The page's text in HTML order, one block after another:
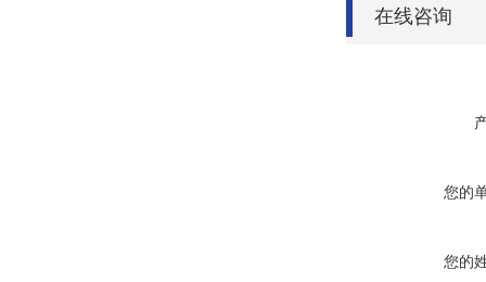
在线咨询
您的
您的